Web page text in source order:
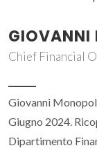
GIOVANNI
Chief Financial
Giovanni
Giugno 2024.
Dipartimento